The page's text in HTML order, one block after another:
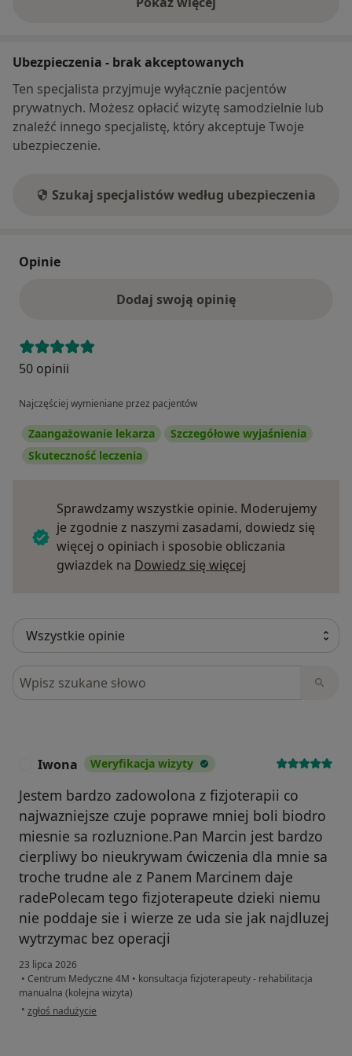
o adresie
Ubezpieczenia - brak akceptowanych
Ten specjalista przyjmuje wyłącznie pacjentów
prywatnych. Możesz opłacić wizytę samodzielnie lub
znaleźć innego specjalistę, który akceptuje Twoje
ubezpieczenie.
Szukaj specjalistów według ubezpieczenia
Opinie
Dodaj swoją opinię
50 opinii
Najczęściej wymieniane przez pacjentów
Zaangażowanie lekarza
Szczegółowe wyjaśnienia
Skuteczność leczenia
Sprawdzamy wszystkie opinie. Moderujemy
je zgodnie z naszymi zasadami, dowiedz się
więcej o opiniach i sposobie obliczania
gwiazdek na Dowiedz się więcej
Szukaj w opiniach
Iwona Weryfikacja wizyty
Jestem bardzo zadowolona z fizjoterapii co
najwazniejsze czuje poprawe mniej boli biodro
miesnie sa rozluznione.Pan Marcin jest bardzo
cierpliwy bo nieukrywam ćwiczenia dla mnie sa
troche trudne ale z Panem Marcinem daje
radePolecam tego fizjoterapeute dzieki niemu
nie poddaje sie i wierze ze uda sie jak najdluzej
wytrzymac bez operacji
23 lipca 2026
• Centrum Medyczne 4M • konsultacja fizjoterapeuty - rehabilitacja
manualna (kolejna wizyta)
• w opinii użytkownika Iwona
zgłoś nadużycie